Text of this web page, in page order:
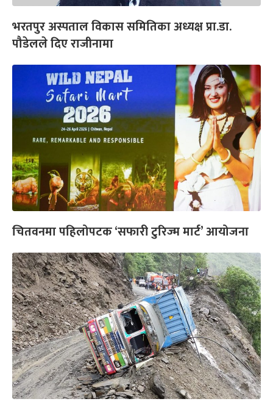
भरतपुर अस्पताल विकास समितिका अध्यक्ष प्रा.डा.
पौडेलले दिए राजीनामा
चितवनमा पहिलोपटक ‘सफारी टुरिज्म मार्ट’ आयोजना